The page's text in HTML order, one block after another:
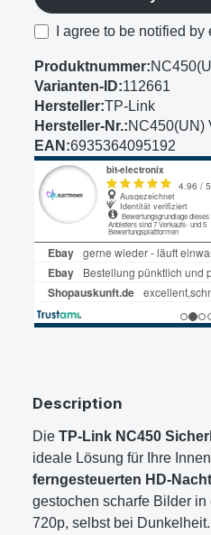
I agree to be notified by
Produktnummer:
Varianten-ID:112661
Hersteller:TP-Link
Hersteller-Nr.:NC450(UN)
EAN:6935364095192
Description
Die TP-Link NC450
ideale Lösung für Ihre
ferngesteuerten HD-
gestochen scharfe Bilder in
720p, selbst bei